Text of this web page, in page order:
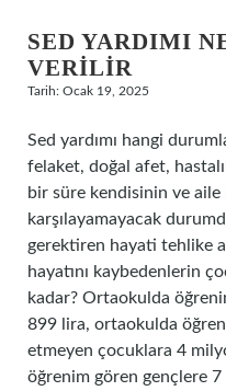
SED YARDIMI
VERILIR
Tarih: Ocak 19, 2025
Sed yardımı hangi
felaket, doğal afet,
bir süre kendisinin ve
karşılayamayacak
gerektiren hayati tehlike
hayatını kaybedenlerin
kadar? Ortaokulda
899 lira, ortaokulda
etmeyen çocuklara 4
öğrenim gören gençlere